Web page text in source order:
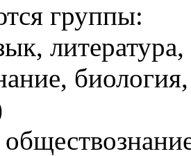
группы: